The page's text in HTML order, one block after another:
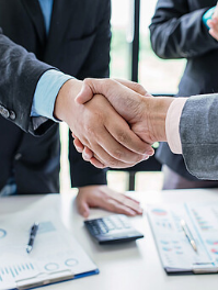
Fragen zum Thema